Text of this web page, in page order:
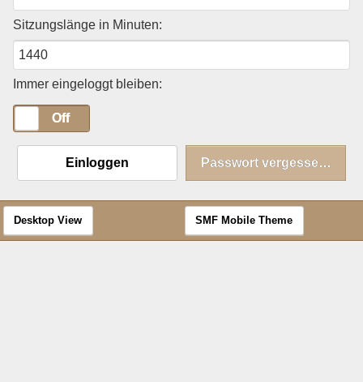
Sitzungslänge in Minuten:
Immer eingeloggt bleiben:
Off
Einloggen Passwort vergessen?
Desktop View SMF Mobile Theme